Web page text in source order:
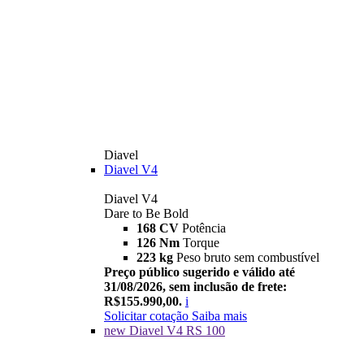
Diavel
Diavel V4
Diavel V4
Dare to Be Bold
168 CV Potência
126 Nm Torque
223 kg Peso bruto sem combustível
Preço público sugerido e válido até
31/08/2026, sem inclusão de frete:
R$155.990,00. i
Solicitar cotação Saiba mais
new Diavel V4 RS 100